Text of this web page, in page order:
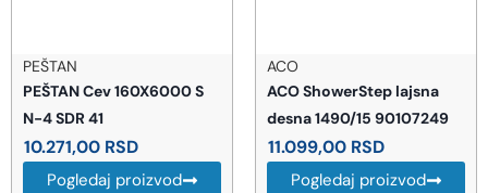
ACO
ACO ShowerStep lajsna
desna 1490/15 90107249
11.099,00RSD
Pogledaj proizvod
TECE GERMANY
TECE Drainprofile tuš
kanalica 90 cm brušeno
zlato (670902)
67.055,00 RSD